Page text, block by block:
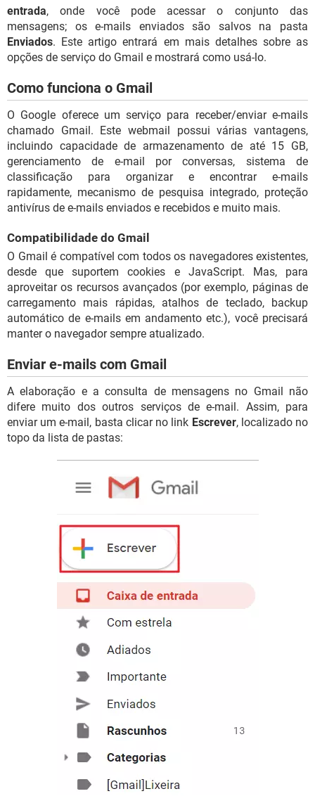
entrada, onde você pode acessar o conjunto das
mensagens; os e-mails enviados são salvos na pasta
Enviados. Este artigo entrará em mais detalhes sobre as
opções de serviço do Gmail e mostrará como usá-lo.
Como funciona o Gmail
O Google oferece um serviço para receber/enviar e-mails
chamado Gmail. Este webmail possui várias vantagens,
incluindo capacidade de armazenamento de até 15 GB,
gerenciamento de e-mail por conversas, sistema de
classificação para organizar e encontrar e-mails
rapidamente, mecanismo de pesquisa integrado, proteção
antivírus de e-mails enviados e recebidos e muito mais.
Compatibilidade do Gmail
O Gmail é compatível com todos os navegadores existentes,
desde que suportem cookies e JavaScript. Mas, para
aproveitar os recursos avançados (por exemplo, páginas de
carregamento mais rápidas, atalhos de teclado, backup
automático de e-mails em andamento etc.), você precisará
manter o navegador sempre atualizado.
Enviar e-mails com Gmail
A elaboração e a consulta de mensagens no Gmail não
difere muito dos outros serviços de e-mail. Assim, para
enviar um e-mail, basta clicar no link Escrever, localizado no
topo da lista de pastas: